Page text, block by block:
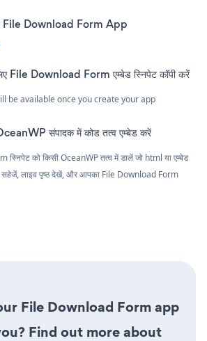
Download Form App
File Download Form एम्बेड स्निपेट कॉपी करें
be available once you create your app
संपादक में कोड तत्व एम्बेड करें
स्निपेट को किसी OceanWP तत्व में डालें जो html या एम्बेड
सहेजें, लाइव पृष्ठ देखें, और आपका File Download Form
File Download Form app
Find out more about